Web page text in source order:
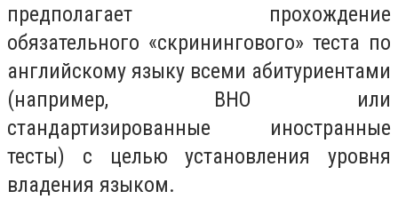
предполагает прохождение
обязательного «скринингового» теста по
английскому языку всеми абитуриентами
(например, ВНО или
стандартизированные иностранные
тесты) с целью установления уровня
владения языком.